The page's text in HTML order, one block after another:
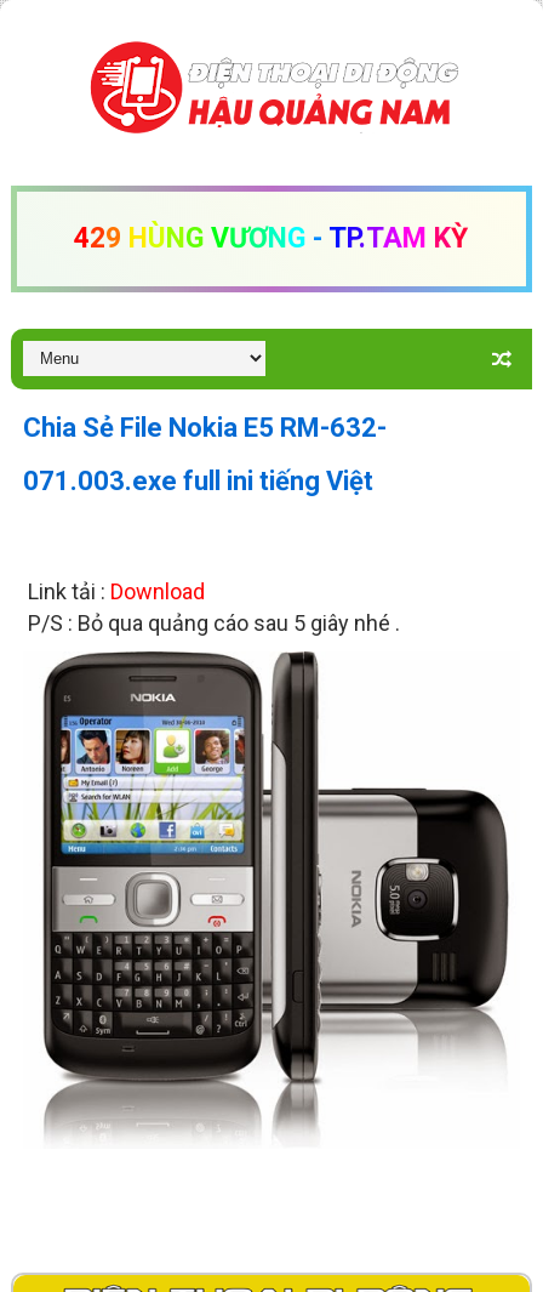
429 H ÙN G VƯƠN G - TP.TAM KỲ
Chia Sẻ File Nokia E5 RM-632-
071.003.exe full ini tiếng Việt
Link tải : Download
P/S : Bỏ qua quảng cáo sau 5 giây nhé .